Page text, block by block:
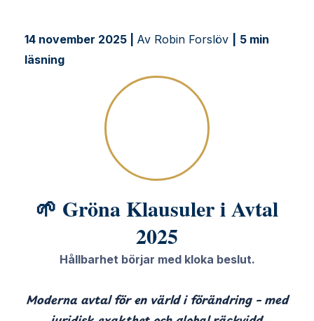
14 november 2025 | Av Robin Forslöv
5 min
läsning
🌱 Gröna Klausuler i Avtal
2025
Hållbarhet börjar med kloka beslut.
Moderna avtal för en värld i förändring – med
2025